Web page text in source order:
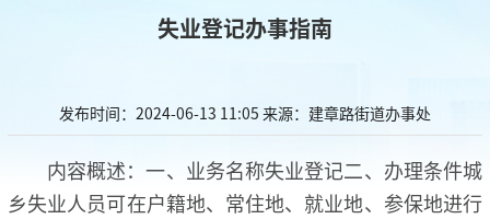
失业登记办事指南
发布时间：2024-06-13 11:05 来源：建章路街道办事处
内容概述：一、业务名称失业登记二、办理条件城
乡失业人员可在户籍地、常住地、就业地、参保地进行